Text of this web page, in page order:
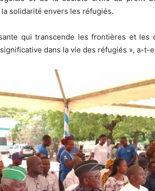
solidarité envers les réfugiés.
qui transcende les frontières et les
dans la vie des réfugiés », a-t-